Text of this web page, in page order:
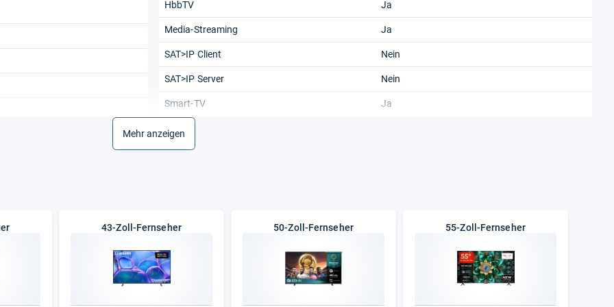
HbbTV Ja
Media-Streaming Ja
SAT>IP Client Nein
SAT>IP Server Nein
Smart-TV Ja
WLAN
Allgemeine Daten
Gewicht
Stromverbrauch HDR (1000 Stunden)
Stromverbrauch SDR (1000 Stunden)
Mehr anzeigen
43-Zoll-Fernseher 50-Zoll-Fernseher 55-Zoll-Fernseher